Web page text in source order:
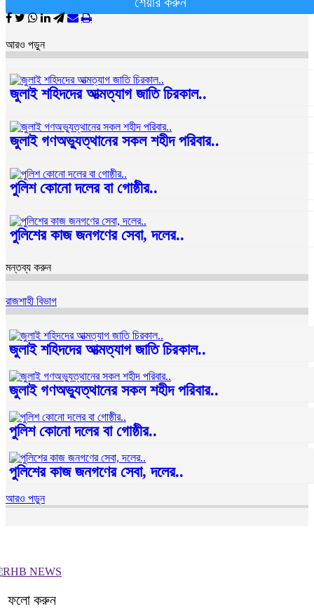
আরও পড়ুন
জুলাই শহিদদের আত্মত্যাগ জাতি চিরকাল..
জুলাই গণঅভ্যুত্থানের সকল শহীদ পরিবার..
পুলিশ কোনো দলের বা গোষ্ঠীর..
পুলিশের কাজ জনগণের সেবা, দলের..
মন্তব্য করুন
রাজশাহী বিভাগ
জুলাই শহিদদের আত্মত্যাগ জাতি চিরকাল..
জুলাই গণঅভ্যুত্থানের সকল শহীদ পরিবার..
পুলিশ কোনো দলের বা গোষ্ঠীর..
পুলিশের কাজ জনগণের সেবা, দলের..
আরও পড়ুন
ফলো করুন